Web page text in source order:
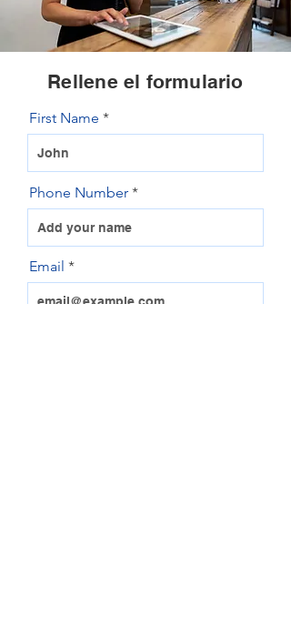
Rellene el formulario
First Name
Phone Number
Email